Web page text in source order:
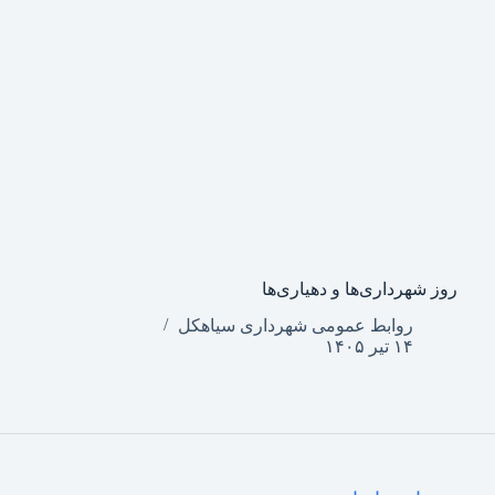
روز شهرداری‌ها و دهیاری‌ها
روابط عمومی شهرداری سیاهکل
۱۴ تیر ۱۴۰۵